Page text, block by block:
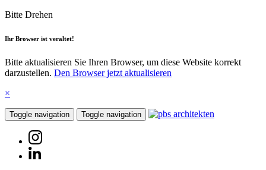
Bitte Drehen
Ihr Browser ist veraltet!
Bitte aktualisieren Sie Ihren Browser, um diese Website korrekt
darzustellen. Den Browser jetzt aktualisieren
×
Toggle navigation Toggle navigation